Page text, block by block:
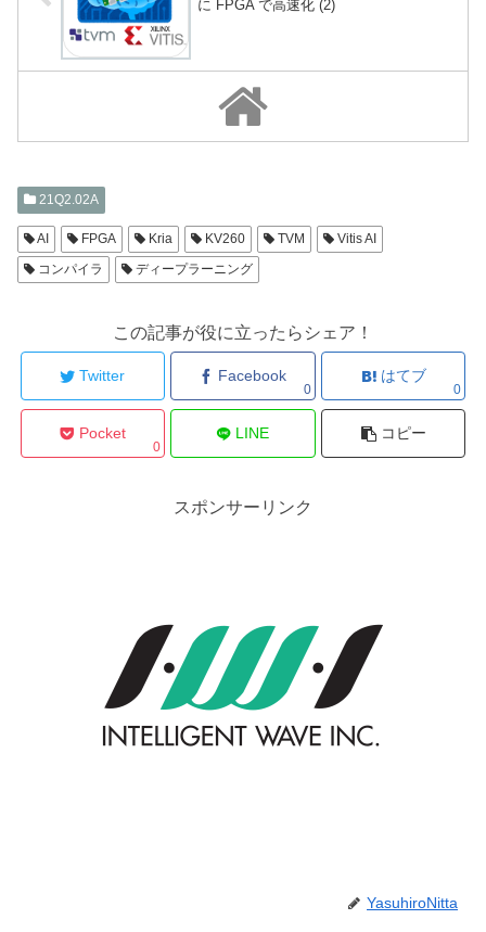
に FPGA で高速化 (2)
21Q2.02A
AI FPGA Kria KV260 TVM
Vitis AI
コンパイラ
ディープラーニング
この記事が役に立ったらシェア！
Twitter Facebook
0
はてブ
0
Pocket
0
LINE コピー
スポンサーリンク
YasuhiroNitta